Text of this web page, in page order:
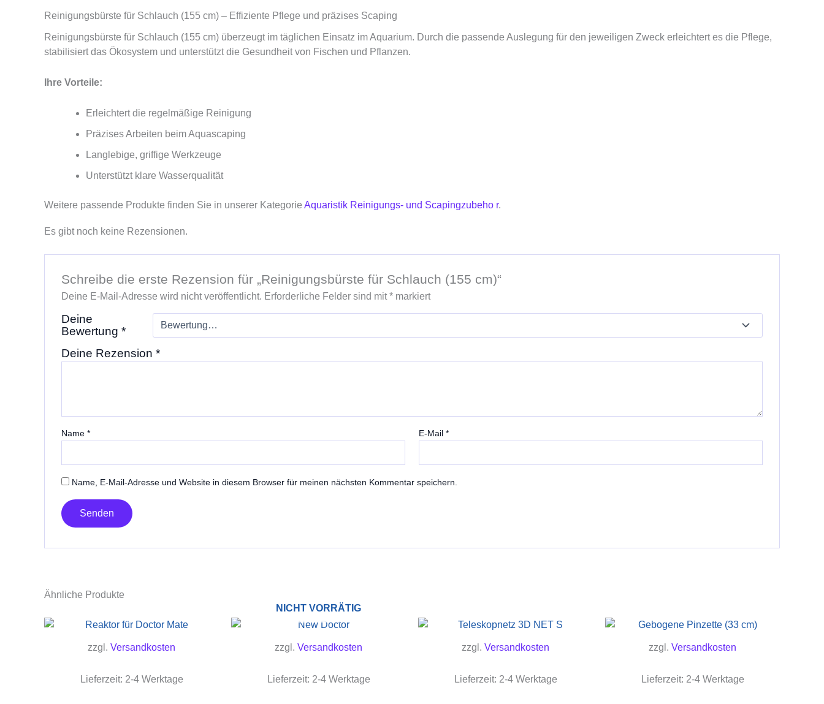
Reinigungsbürste für Schlauch (155 cm) – Effiziente Pflege und präzises Scaping
Reinigungsbürste für Schlauch (155 cm) überzeugt im täglichen Einsatz im Aquarium. Durch die passende Auslegung für den jeweiligen Zweck erleichtert es die Pflege,
stabilisiert das Ökosystem und unterstützt die Gesundheit von Fischen und Pflanzen.
Ihre Vorteile:
Erleichtert die regelmäßige Reinigung
Präzises Arbeiten beim Aquascaping
Langlebige, griffige Werkzeuge
Unterstützt klare Wasserqualität
Weitere passende Produkte finden Sie in unserer Kategorie Aquaristik Reinigungs- und Scapingzubeho r.
Es gibt noch keine Rezensionen.
Schreibe die erste Rezension für „Reinigungsbürste für Schlauch (155 cm)“
Deine E-Mail-Adresse wird nicht veröffentlicht. Erforderliche Felder sind mit*markiert
Deine
Bewertung *
Deine Rezension *
Name * E-Mail*
Name, E-Mail-Adresse und Website in diesem Browser für meinen nächsten Kommentar speichern.
Ähnliche Produkte
zzgl. Versandkosten
Lieferzeit: 2-4 Werktage
NICHT VORRÄTIG
zzgl. Versandkosten
Lieferzeit: 2-4 Werktage
zzgl. Versandkosten
Lieferzeit: 2-4 Werktage
zzgl. Versandkosten
Lieferzeit: 2-4 Werktage